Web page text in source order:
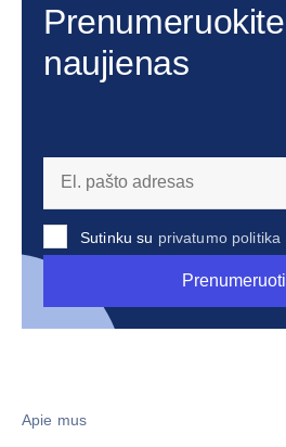
Prenumeruokite
naujienas
Sutinku su privatumo politika
Prenumeruoti
Apie mus